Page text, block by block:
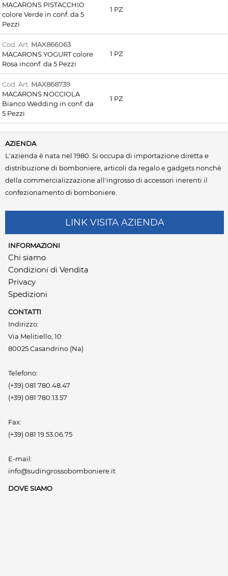
MACARONS PISTACCHIO
colore Verde in conf. da 5
Pezzi
1 PZ
Cod. Art. MAX866063
MACARONS YOGURT colore
Rosa inconf. da 5 Pezzi
1 PZ
Cod. Art. MAX868739
MACARONS NOCCIOLA
Bianco Wedding in conf. da
5 Pezzi
1 PZ
AZIENDA
L'azienda è nata nel 1980. Si occupa di importazione diretta e
distribuzione di bomboniere, articoli da regalo e gadgets nonchè
della commercializzazione all'ingrosso di accessori inerenti il
confezionamento di bomboniere.
LINK VISITA AZIENDA
INFORMAZIONI
Chi siamo
Condizioni di Vendita
Privacy
Spedizioni
CONTATTI
Indirizzo:
Via Melitiello, 10
80025 Casandrino (Na)
Telefono:
(+39) 081 780.48.47
(+39) 081 780.13.57
Fax:
(+39) 081 19.53.06.75
E-mail:
info@sudingrossobomboniere.it
DOVE SIAMO